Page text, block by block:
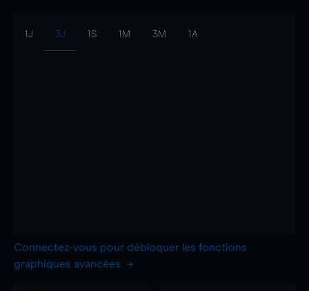
1J 3J 1S 1M 3M 1A
Connectez-vous pour débloquer les fonctions
graphiques avancées